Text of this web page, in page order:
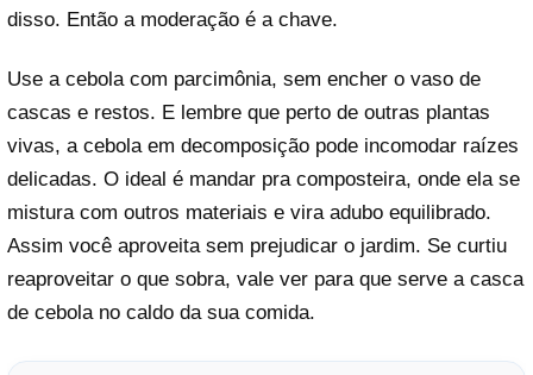
disso. Então a moderação é a chave.
Use a cebola com parcimônia, sem encher o vaso de
cascas e restos. E lembre que perto de outras plantas
vivas, a cebola em decomposição pode incomodar raízes
delicadas. O ideal é mandar pra composteira, onde ela se
mistura com outros materiais e vira adubo equilibrado.
Assim você aproveita sem prejudicar o jardim. Se curtiu
reaproveitar o que sobra, vale ver para que serve a casca
de cebola no caldo da sua comida.